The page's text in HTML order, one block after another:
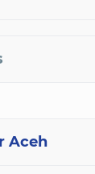
Aceh